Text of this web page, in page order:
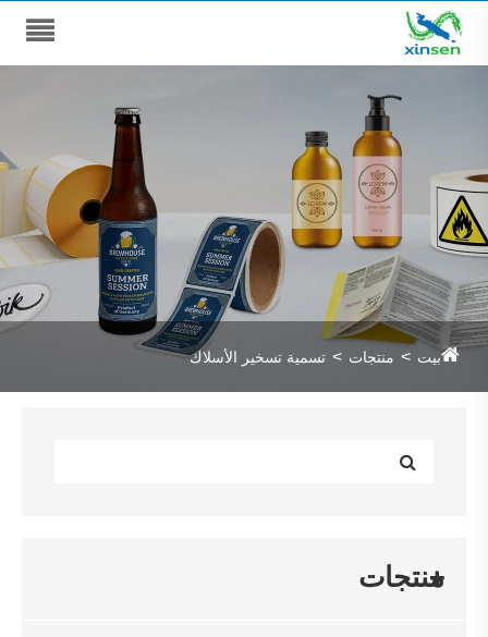
بيت منتجات تسمية تسخير الأسلاك
منتجات